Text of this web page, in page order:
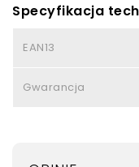
Specyfikacja
EAN13
Gwarancja